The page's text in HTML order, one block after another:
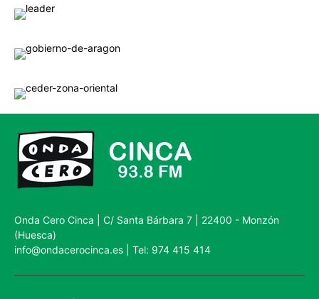
Onda Cero Cinca | C/ Santa Bárbara 7 | 22400 - Monzón
(Huesca)
info@ondacerocinca.es | Tel: 974 415 414